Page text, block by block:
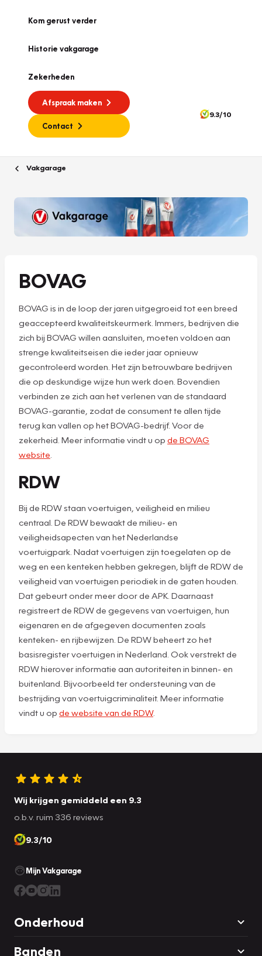
Kom gerust verder
Historie vakgarage
Zekerheden
Afspraak maken
Contact
9.3/10
Vakgarage
BOVAG
BOVAG is in de loop der jaren uitgegroeid tot een breed
geaccepteerd kwaliteitskeurmerk. Immers, bedrijven die
zich bij BOVAG willen aansluiten, moeten voldoen aan
strenge kwaliteitseisen die ieder jaar opnieuw
gecontroleerd worden. Het zijn betrouwbare bedrijven
die op deskundige wijze hun werk doen. Bovendien
verbinden ze zich aan het verlenen van de standaard
BOVAG-garantie, zodat de consument te allen tijde
terug kan vallen op het BOVAG-bedrijf. Voor de
zekerheid. Meer informatie vindt u op de BOVAG
website
RDW
Bij de RDW staan voertuigen, veiligheid en milieu
centraal. De RDW bewaakt de milieu- en
veiligheidsapecten van het Nederlandse
voertuigpark. Nadat voertuigen zijn toegelaten op de
weg en een kenteken hebben gekregen, blijft de RDW de
veiligheid van voertuigen periodiek in de gaten houden.
Dat gebeurt onder meer door de APK. Daarnaast
registreert de RDW de gegevens van voertuigen, hun
eigenaren en de afgegeven documenten zoals
kenteken- en rijbewijzen. De RDW beheert zo het
basisregister voertuigen in Nederland. Ook verstrekt de
RDW hierover informatie aan autoriteiten in binnen- en
buitenland. Bijvoorbeeld ter ondersteuning van de
bestrijding van voertuigcriminaliteit. Meer informatie
vindt u op de website van de RDW.
Wij krijgen gemiddeld een 9.3
o.b.v. ruim 336 reviews
9.3/10
Mijn Vakgarage
Onderhoud
Banden